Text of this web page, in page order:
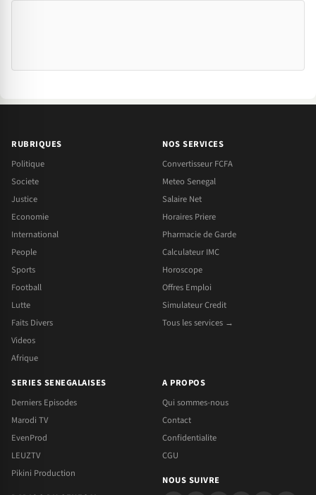
RUBRIQUES
Politique
Societe
Justice
Economie
International
People
Sports
Football
Lutte
Faits Divers
Videos
Afrique
NOS SERVICES
Convertisseur FCFA
Meteo Senegal
Salaire Net
Horaires Priere
Pharmacie de Garde
Calculateur IMC
Horoscope
Offres Emploi
Simulateur Credit
Tous les services →
SERIES SENEGALAISES
Derniers Episodes
Marodi TV
EvenProd
LEUZTV
Pikini Production
A PROPOS
Qui sommes-nous
Contact
Confidentialite
CGU
NOUS SUIVRE